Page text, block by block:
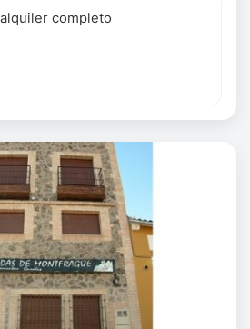
completo